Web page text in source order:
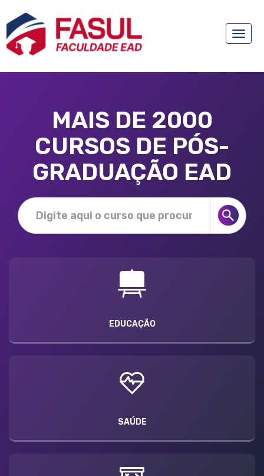
Toggle
MAIS DE 2000
CURSOS DE PÓS-
GRADUAÇÃO EAD
EDUCAÇÃO
SAÚDE